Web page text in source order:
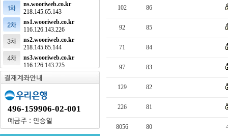
ns.wooriweb.co.kr
218.145.65.143
ns1.wooriweb.co.kr
116.126.143.226
ns2.wooriweb.co.kr
218.145.65.144
ns3.wooriweb.co.kr
116.126.143.225
496-159906-02-001
102 86
92 85
71 84
97 83
129 82
226 81
8056 80